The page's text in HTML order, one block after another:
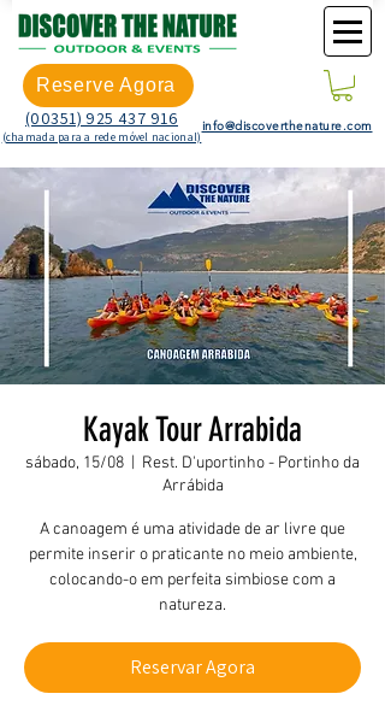
Reserve Agora
(00351) 925 437 916
(chamada para a rede móvel nacional)
info@discoverthenature.com
Kayak Tour Arrabida
sábado, 15/08
Rest. D'uportinho - Portinho da
Arrábida
A canoagem é uma atividade de ar livre que
permite inserir o praticante no meio ambiente,
colocando-o em perfeita simbiose com a
natureza.
Reservar Agora